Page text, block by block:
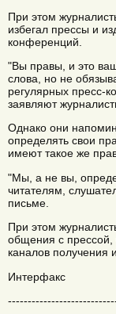
При этом
избегал прессы и
конференций.
"Вы правы, и это
слова, но не
регулярных пресс-
заявляют
Однако они
определять свои
имеют такое же
"Мы, а не вы,
читателям,
письме.
При этом
общения с прессой,
каналов получения
Интерфакс